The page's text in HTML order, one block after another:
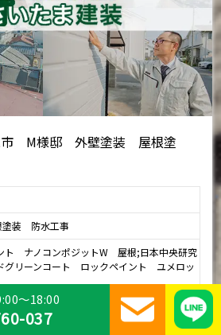
市 M様邸 外壁塗装 屋根塗
装 防水工事
ト ナノコンポジットW 屋根;日本中央研究
リーンコート ロックペイント ユメロッ
～18:00
037